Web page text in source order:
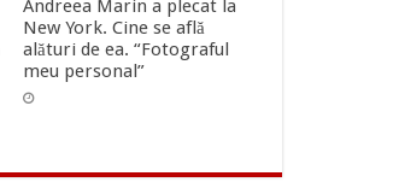
Andreea Marin a plecat la
New York. Cine se află
alături de ea. “Fotograful
meu personal”